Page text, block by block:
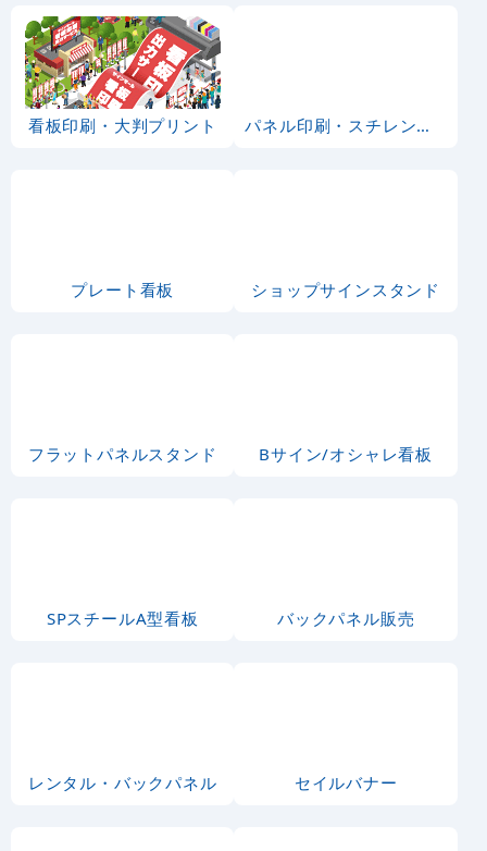
看板印刷・大判プリント パネル印刷・スチレンボード
プレート看板 ショップサインスタンド
フラットパネルスタンド Bサイン/オシャレ看板
SPスチールA型看板 バックパネル販売
レンタル・バックパネル セイルバナー